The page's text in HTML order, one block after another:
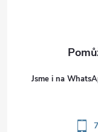
Jsme i na